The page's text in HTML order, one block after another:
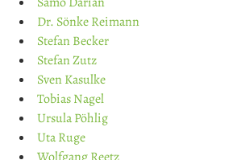
Dr. Sönke Reimann
Stefan Becker
Stefan Zutz
Sven Kasulke
Tobias Nagel
Ursula Pöhlig
Uta Ruge